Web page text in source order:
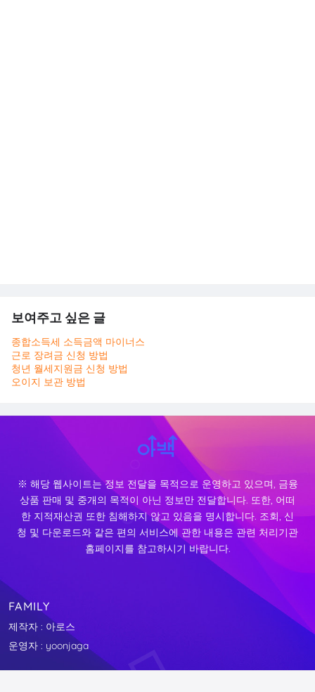
보여주고 싶은 글
종합소득세 소득금액 마이너스
근로 장려금 신청 방법
청년 월세지원금 신청 방법
오이지 보관 방법
※ 해당 웹사이트는 정보 전달을 목적으로 운영하고 있으며, 금융
상품 판매 및 중개의 목적이 아닌 정보만 전달합니다. 또한, 어떠
한 지적재산권 또한 침해하지 않고 있음을 명시합니다. 조회, 신
청 및 다운로드와 같은 편의 서비스에 관한 내용은 관련 처리기관
홈페이지를 참고하시기 바랍니다.
FAMILY
제작자 : 아로스
운영자 : yoonjaga